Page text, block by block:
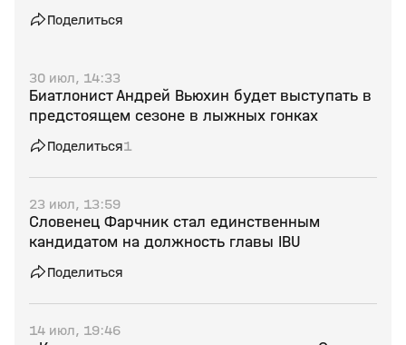
Поделиться
30 июл, 14:33
Биатлонист Андрей Вьюхин будет выступать в
предстоящем сезоне в лыжных гонках
Поделиться1
23 июл, 13:59
Словенец Фарчник стал единственным
кандидатом на должность главы IBU
Поделиться
14 июл, 19:46